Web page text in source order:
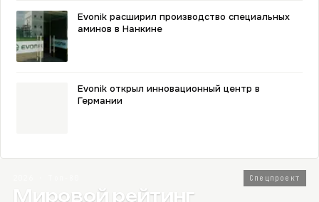
Evonik расширил производство специальных
аминов в Нанкине
Evonik открыл инновационный центр в
Германии
Спецпроект
Мировой рейтинг